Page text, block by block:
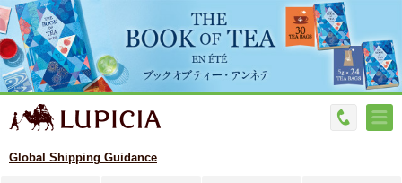
Global Shipping Guidance